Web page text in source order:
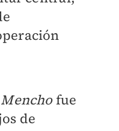
fue
de